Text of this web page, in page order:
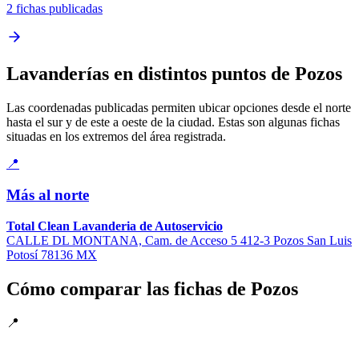
2 fichas publicadas
Lavanderías en distintos puntos de Pozos
Las coordenadas publicadas permiten ubicar opciones desde el norte
hasta el sur y de este a oeste de la ciudad. Estas son algunas fichas
situadas en los extremos del área registrada.
📍
Más al norte
Total Clean Lavanderia de Autoservicio
CALLE DL MONTANA, Cam. de Acceso 5 412-3 Pozos San Luis
Potosí 78136 MX
Cómo comparar las fichas de Pozos
📍